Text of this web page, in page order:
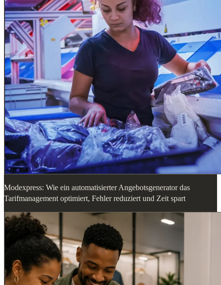
Modexpress: Wie ein automatisierter Angebotsgenerator das
Tarifmanagement optimiert, Fehler reduziert und Zeit spart